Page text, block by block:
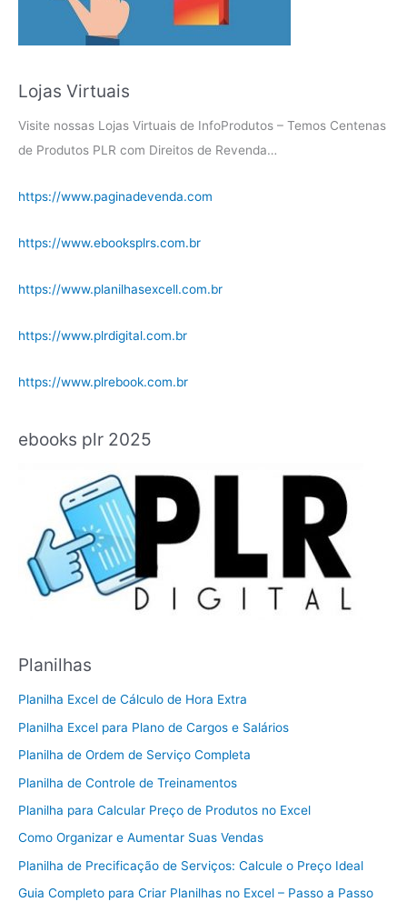
Lojas Virtuais
Visite nossas Lojas Virtuais de InfoProdutos – Temos Centenas
de Produtos PLR com Direitos de Revenda…
https://www.paginadevenda.com
https://www.ebooksplrs.com.br
https://www.planilhasexcell.com.br
https://www.plrdigital.com.br
https://www.plrebook.com.br
ebooks plr 2025
Planilhas
Planilha Excel de Cálculo de Hora Extra
Planilha Excel para Plano de Cargos e Salários
Planilha de Ordem de Serviço Completa
Planilha de Controle de Treinamentos
Planilha para Calcular Preço de Produtos no Excel
Como Organizar e Aumentar Suas Vendas
Planilha de Precificação de Serviços: Calcule o Preço Ideal
Guia Completo para Criar Planilhas no Excel – Passo a Passo